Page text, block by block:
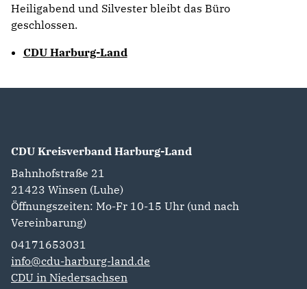
Heiligabend und Silvester bleibt das Büro
geschlossen.
CDU Harburg-Land
CDU Kreisverband Harburg-Land
Bahnhofstraße 21
21423 Winsen (Luhe)
Öffnungszeiten: Mo-Fr 10-15 Uhr (und nach
Vereinbarung)
04171653031
info@cdu-harburg-land.de
CDU in Niedersachsen